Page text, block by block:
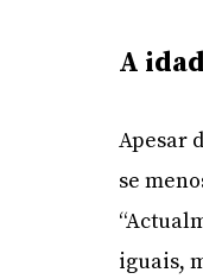
A
Apesar
se
iguais,